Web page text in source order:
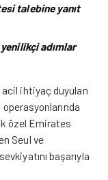
talebine yanıt
adımlar
acil ihtiyaç duyulan
özel Emirates
Seul ve
başarıyla